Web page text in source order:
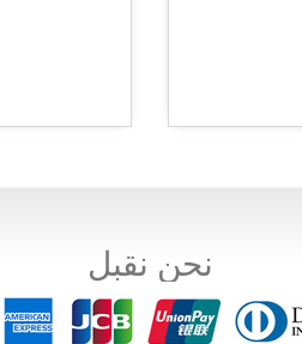
نحن نقبل